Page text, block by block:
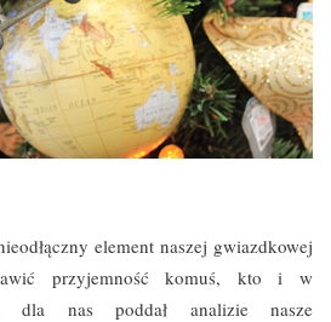
element naszej gwiazdkowej
przyjemność komuś, kto i w
dla nas poddał analizie nasze